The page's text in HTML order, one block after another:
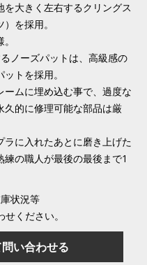
大きく左右するクリングス
を採用。
ノーズパットは、高級感の
トを採用。
ームに埋め込む事で、過度な
久的に修理可能な部品は厳
に入れたあとに磨き上げた
練の職人が最後の最後まで1
状況等
ください。
い合わせる